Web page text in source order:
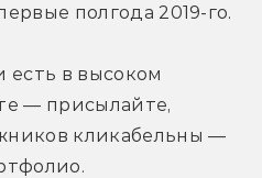
полгода 2019-го.
есть в высоком
— присылайте,
кликабельны —